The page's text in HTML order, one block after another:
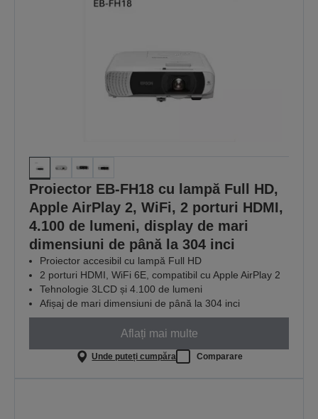
Proiector EB-FH18 cu lampă Full HD,
Apple AirPlay 2, WiFi, 2 porturi HDMI,
4.100 de lumeni, display de mari
dimensiuni de până la 304 inci
Proiector accesibil cu lampă Full HD
2 porturi HDMI, WiFi 6E, compatibil cu Apple AirPlay 2
Tehnologie 3LCD și 4.100 de lumeni
Afișaj de mari dimensiuni de până la 304 inci
Aflați mai multe
Unde puteți cumpăra Comparare